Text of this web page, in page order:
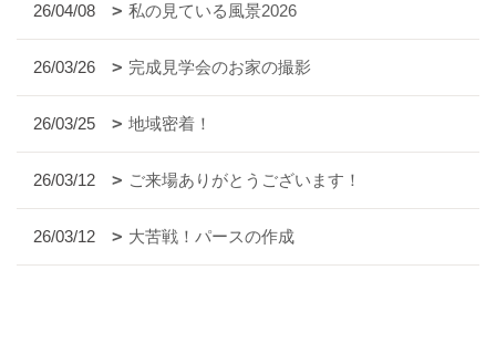
26/04/08 私の見ている風景2026
26/03/26 完成見学会のお家の撮影
26/03/25 地域密着！
26/03/12 ご来場ありがとうございます！
26/03/12 大苦戦！パースの作成